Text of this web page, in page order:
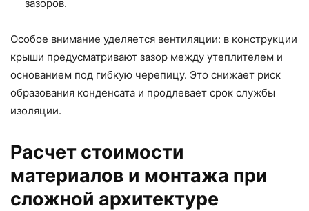
зазоров.
Особое внимание уделяется вентиляции: в конструкции
крыши предусматривают зазор между утеплителем и
основанием под гибкую черепицу. Это снижает риск
образования конденсата и продлевает срок службы
изоляции.
Расчет стоимости
материалов и монтажа при
сложной архитектуре